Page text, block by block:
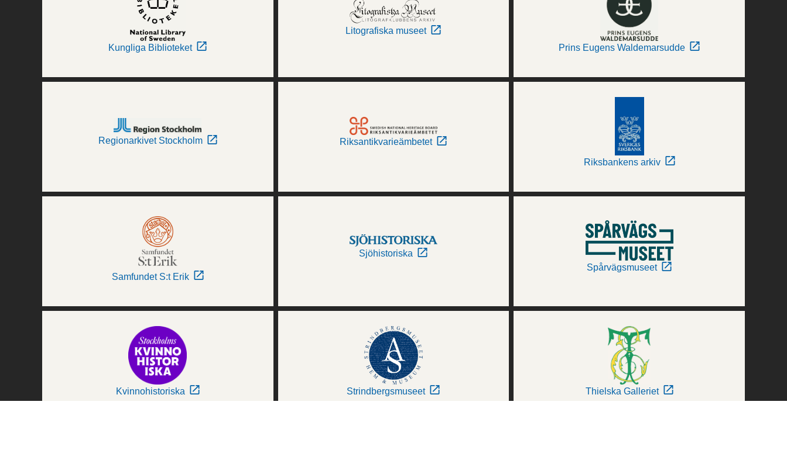
Kungliga Biblioteket
Litografiska museet
Prins Eugens Waldemarsudde
Regionarkivet Stockholm Riksantikvarieämbetet
Riksbankens arkiv
Samfundet S:t Erik
Sjöhistoriska
Spårvägsmuseet
Kvinnohistoriska Strindbergsmuseet Thielska Galleriet